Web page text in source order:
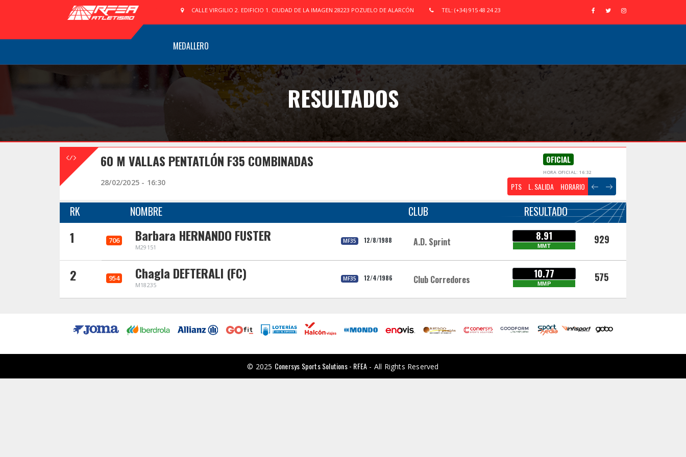
CALLE VIRGILIO 2. EDIFICIO 1. CIUDAD DE LA IMAGEN 28223 POZUELO DE ALARCÓN TEL: (+34) 915 48 24 23
MEDALLERO
RESULTADOS
60 M VALLAS PENTATLÓN F35 COMBINADAS OFICIAL
HORA OFICIAL: 16:32
28/02/2025 - 16:30 PTS L. SALIDA HORARIO
RK NOMBRE CLUB RESULTADO
1 706 Barbara HERNANDO FUSTER
M29151
MF35 12/8/1988 A.D. Sprint 8.91
MMT 929
2 954 Chagla DEFTERALI (FC)
M18235
MF35 12/4/1986 Club Corredores 10.77
MMP 575
© 2025 Conersys Sports Solutions - RFEA - All Rights Reserved